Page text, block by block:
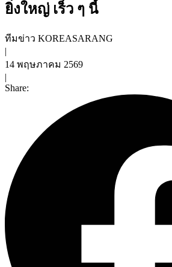
ยิ่งใหญ่ เร็ว ๆ นี้
ทีมข่าว KOREASARANG
|
14 พฤษภาคม 2569
|
Share: